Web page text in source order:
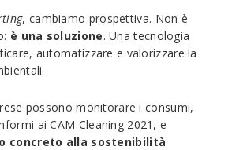
, cambiamo prospettiva. Non è
è una soluzione. Una tecnologia
automatizzare e valorizzare la
possono monitorare i consumi,
ai CAM Cleaning 2021, e
concreto alla sostenibilità